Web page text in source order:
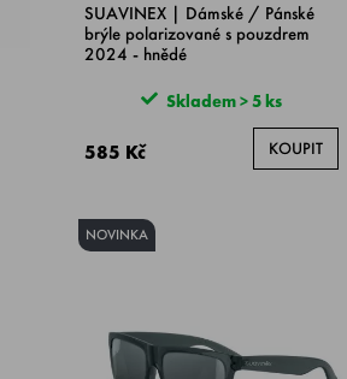
SUAVINEX | Dámské / Pánské
brýle polarizované s pouzdrem
2024 - hnědé
Skladem > 5 ks
585 Kč KOUPIT
NOVINKA